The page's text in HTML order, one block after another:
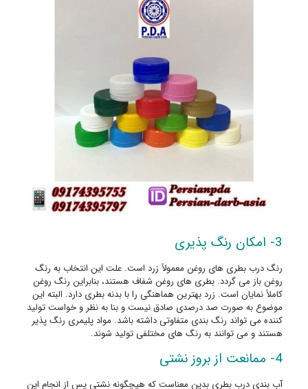
3- امکان رنگ پذیری
رنگ درب بطری های روغن معمولاً زرد است. علت این انتخاب به رنگ
روغن باز می گردد. بطری های روغن شفاف هستند، بنابراین رنگ روغن
کاملاً نمایان است. زرد بهترین هماهنگی را با بدنه بطری دارد. البته این
موضوع به صورت صد درصدی صادق نیست و بنا به نظر و خواست تولید
کننده می تواند رنگ بندی متفاوتی داشته باشد. مواد پلیمری رنگ پذیر
هستند و می توانند به رنگ های مختلفی تولید شوند.
4- ممانعت از بروز نشتی
آب بندی درب بطری بدین معناست که هیچگونه نشتی پس از انجام این